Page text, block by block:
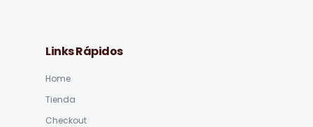
Links Rápidos
Home
Tienda
Checkout